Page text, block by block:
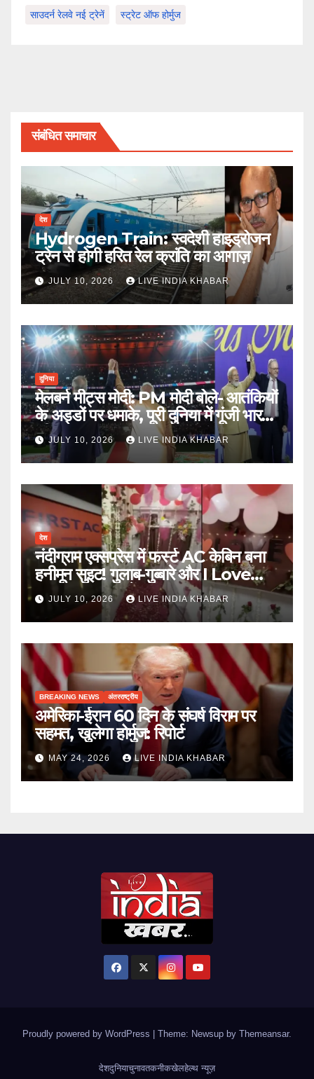
साउदर्न रेलवे नई ट्रेनें स्ट्रेट ऑफ होर्मुज
संबंधित समाचार
देश
Hydrogen Train: स्वदेशी हाइड्रोजन
ट्रेन से होगी हरित रेल क्रांति का आगाज़
JULY 10, 2026 LIVE INDIA KHABAR
दुनिया
मेलबर्न मीट्स मोदी: PM मोदी बोले- आतंकियों
के अड्डों पर धमाके, पूरी दुनिया में गूंजी भारत
की ताकत
JULY 10, 2026 LIVE INDIA KHABAR
देश
नंदीग्राम एक्सप्रेस में फर्स्ट AC केबिन बना
हनीमून सुइट! गुलाब-गुब्बारे और I Love
You, TTE सस्पेंड
JULY 10, 2026 LIVE INDIA KHABAR
BREAKING NEWS अंतरराष्ट्रीय
अमेरिका-ईरान 60 दिन के संघर्ष विराम पर
सहमत, खुलेगा होर्मुज: रिपोर्ट
MAY 24, 2026 LIVE INDIA KHABAR
Proudly powered by WordPress Theme: Newsup by Themeansar.
देशदुनियाचुनावतकनीकखेलहेल्थ न्यूज़